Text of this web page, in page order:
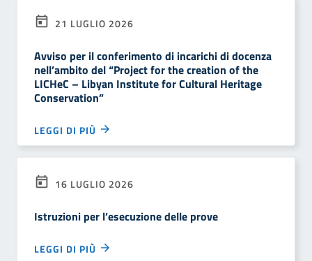
21 LUGLIO 2026
Avviso per il conferimento di incarichi di docenza
nell’ambito del “Project for the creation of the
LICHeC – Libyan Institute for Cultural Heritage
Conservation”
LEGGI DI PIÙ
16 LUGLIO 2026
Istruzioni per l’esecuzione delle prove
LEGGI DI PIÙ